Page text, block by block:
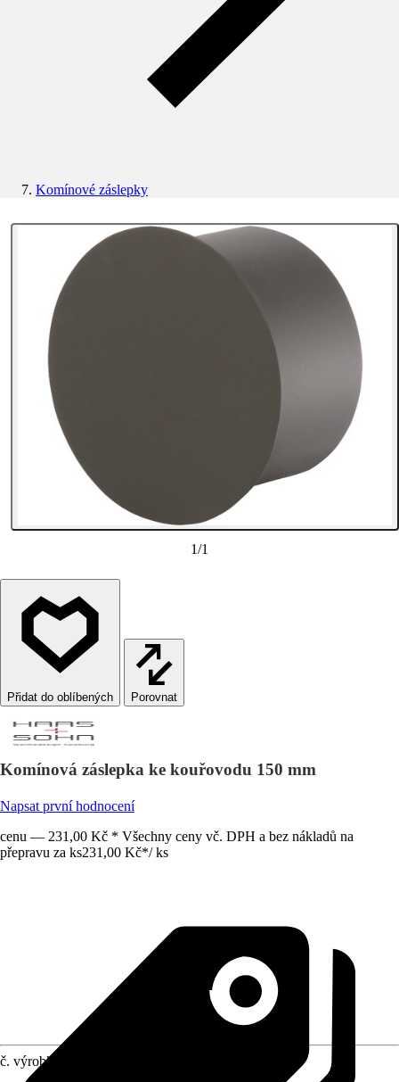
Komínové záslepky
1/1
Porovnat
Komínová záslepka ke kouřovodu 150 mm
Napsat první hodnocení
cenu — 231,00 Kč * Všechny ceny vč. DPH a bez nákladů na
přepravu za ks231,00 Kč*/ ks
č. výrobku